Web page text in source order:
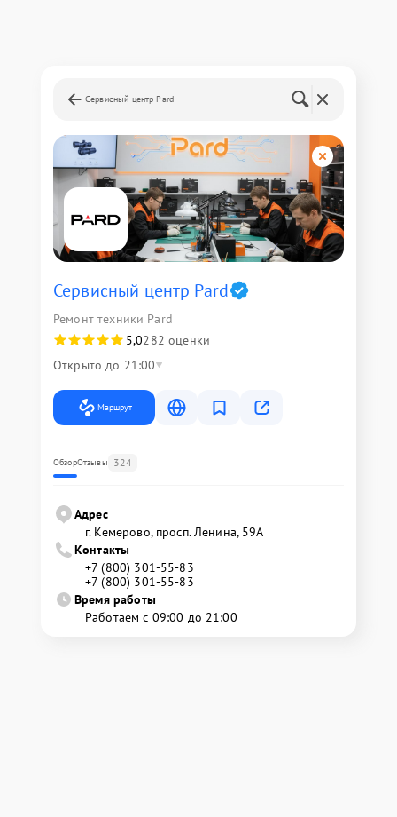
Сервисный центр Pard
Сервисный центр Pard
Ремонт техники Pard
5,0282 оценки
Открыто до 21:00
Маршрут
ОбзорОтзывы 324
Адрес
г. Кемерово, просп. Ленина, 59А
Контакты
+7 (800) 301-55-83
+7 (800) 301-55-83
Время работы
Работаем с 09:00 до 21:00